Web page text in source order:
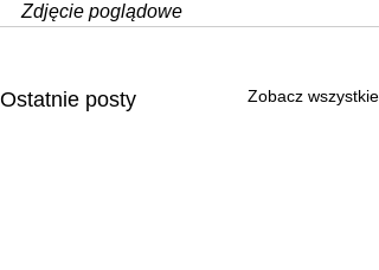
Zdjęcie poglądowe
Ostatnie posty Zobacz wszystkie